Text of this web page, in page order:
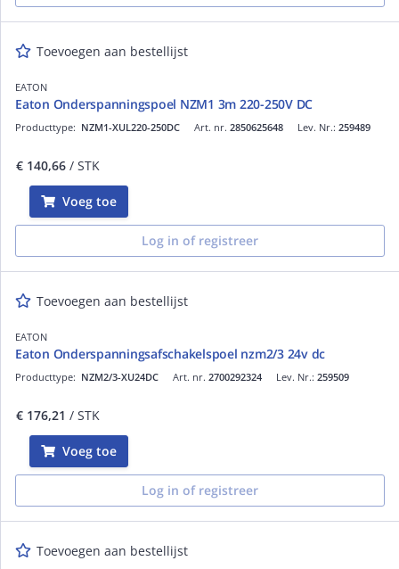
Toevoegen aan bestellijst
EATON
Eaton Onderspanningspoel NZM1 3m 220-250V DC
Art. nr. 2850625648
Producttype: NZM1-XUL220-250DC Lev. Nr.: 259489
€ 140,66 / STK
Voeg toe
Log in of registreer
Toevoegen aan bestellijst
EATON
Eaton Onderspanningsafschakelspoel nzm2/3 24v dc
Art. nr. 2700292324
Producttype: NZM2/3-XU24DC Lev. Nr.: 259509
€ 176,21 / STK
Voeg toe
Log in of registreer
Toevoegen aan bestellijst